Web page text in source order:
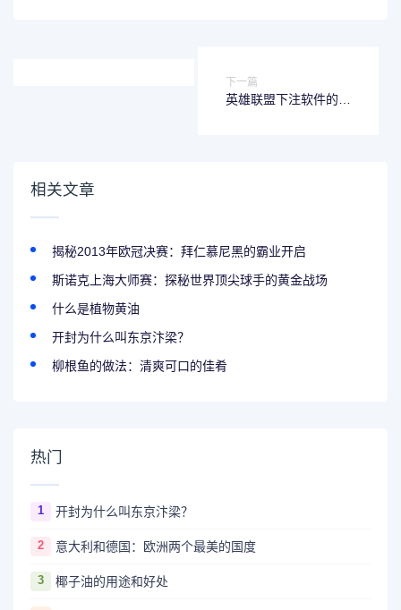
下一篇
英雄联盟下注软件的工
相关文章
揭秘2013年欧冠决赛：拜仁慕尼黑的霸业开启
斯诺克上海大师赛：探秘世界顶尖球手的黄金战场
什么是植物黄油
开封为什么叫东京汴梁？
柳根鱼的做法：清爽可口的佳肴
热门
1 开封为什么叫东京汴梁？
2 意大利和德国：欧洲两个最美的国度
3 椰子油的用途和好处